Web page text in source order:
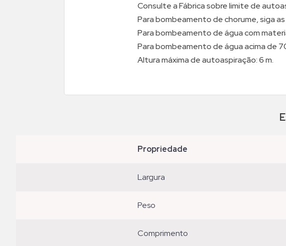
Consulte a Fábrica sobre limite de
Para bombeamento de chorume, siga
Para bombeamento de água com
Para bombeamento de água acima de
Altura máxima de autoaspiração: 6 m.
propriedade
largura
peso
comprimento